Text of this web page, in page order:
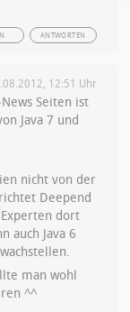
ANTWORTEN
12:51 Uhr
Seiten ist
Java 7 und
nicht von der
Deepend
dort
auch Java 6
man wohl
^^